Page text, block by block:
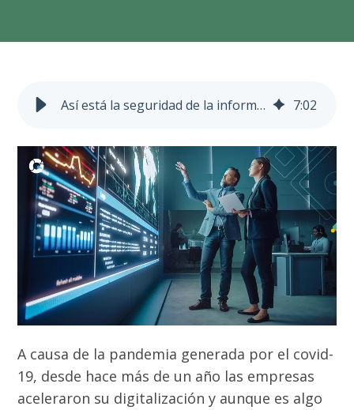
Así está la seguridad de la información en Latinoamérica 7:02
A causa de la pandemia generada por el covid-
19, desde hace más de un año las empresas
aceleraron su digitalización y aunque es algo